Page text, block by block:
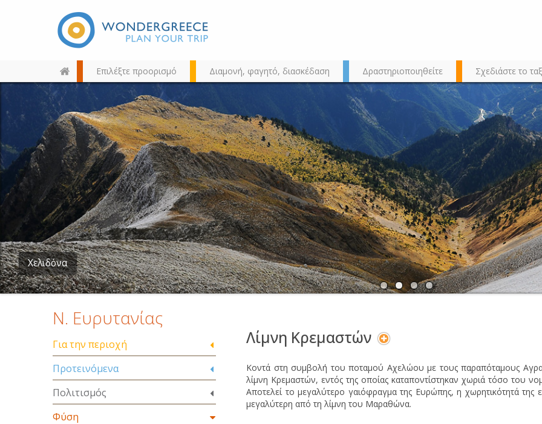
Επιλέξτε προορισμό Διαμονή, φαγητό, διασκέδαση Δραστηριοποιηθείτε Σχεδιάστε το
Διαλέξτε τον προορισμό σας
από τον χάρτη, την αναζήτηση
ή αλφαβητικά
Χελιδόνα
Ν. Ευρυτανίας
Για την περιοχή
Προτεινόμενα
Πολιτισμός
Φύση
Λίμνη Κρεμαστών
Κοντά στη συμβολή του ποταμού Αχελώου με τους παραπόταμους
λίμνη Κρεμαστών, εντός της οποίας καταποντίστηκαν χωριά τόσο του
Αποτελεί το μεγαλύτερο γαιόφραγμα της Ευρώπης, η χωρητικότητά της
μεγαλύτερη από τη λίμνη του Μαραθώνα.